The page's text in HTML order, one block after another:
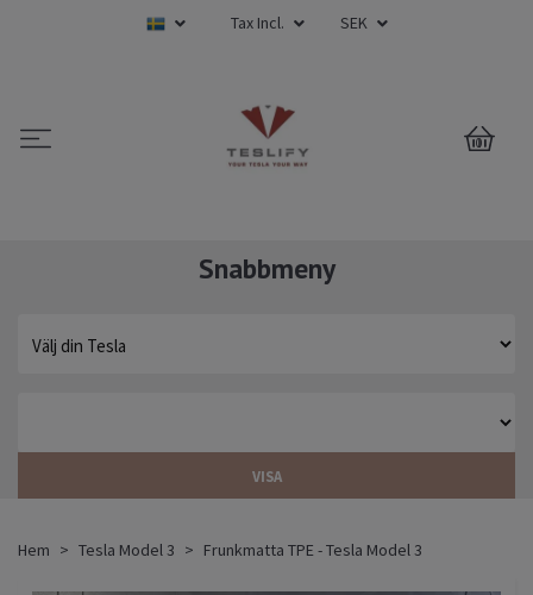
Tax Incl. SEK
0
Snabbmeny
VISA
Hem Tesla Model 3 Frunkmatta TPE - Tesla Model 3